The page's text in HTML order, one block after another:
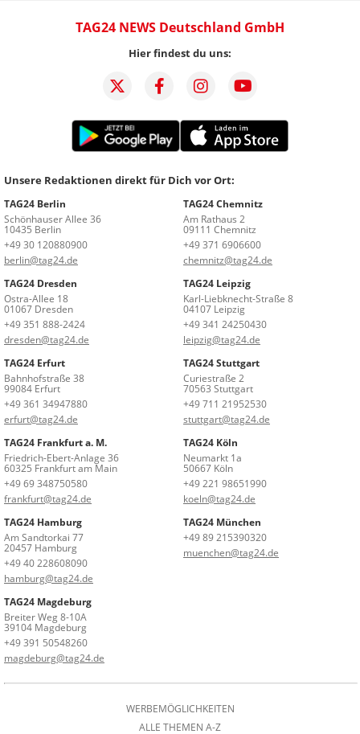
TAG24 NEWS Deutschland GmbH
Hier findest du uns:
Unsere Redaktionen direkt für Dich vor Ort:
TAG24 Berlin
Schönhauser Allee 36
10435 Berlin
+49 30 120880900
berlin@tag24.de
TAG24 Chemnitz
Am Rathaus 2
09111 Chemnitz
+49 371 6906600
chemnitz@tag24.de
TAG24 Dresden
Ostra-Allee 18
01067 Dresden
+49 351 888-2424
dresden@tag24.de
TAG24 Leipzig
Karl-Liebknecht-Straße 8
04107 Leipzig
+49 341 24250430
leipzig@tag24.de
TAG24 Erfurt
Bahnhofstraße 38
99084 Erfurt
+49 361 34947880
erfurt@tag24.de
TAG24 Stuttgart
Curiestraße 2
70563 Stuttgart
+49 711 21952530
stuttgart@tag24.de
TAG24 Frankfurt a. M.
Friedrich-Ebert-Anlage 36
60325 Frankfurt am Main
+49 69 348750580
frankfurt@tag24.de
TAG24 Köln
Neumarkt 1a
50667 Köln
+49 221 98651990
koeln@tag24.de
TAG24 Hamburg
Am Sandtorkai 77
20457 Hamburg
+49 40 228608090
hamburg@tag24.de
TAG24 München
+49 89 215390320
muenchen@tag24.de
TAG24 Magdeburg
Breiter Weg 8-10A
39104 Magdeburg
+49 391 50548260
magdeburg@tag24.de
WERBEMÖGLICHKEITEN
ALLE THEMEN A-Z